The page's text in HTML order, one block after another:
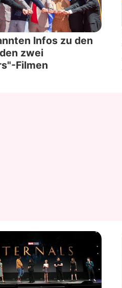
Infos zu den
zwei
Filmen